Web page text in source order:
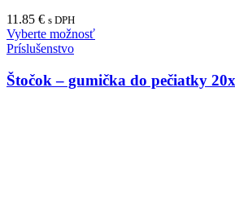
11.85 € s DPH
Vyberte možnosť
Príslušenstvo
Štočok – gumička do pečiatky